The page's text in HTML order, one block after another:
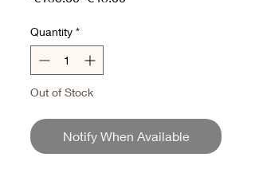
Quantity *
Out of Stock
Notify When Available